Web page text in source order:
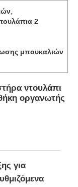
2
μπουκαλιών
ντουλάπι
οργανωτής
για